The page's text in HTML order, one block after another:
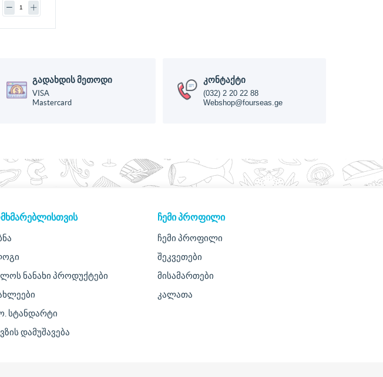
გადახდის მეთოდი
VISA
Mastercard
კონტაქტი
(032) 2 20 22 88
Webshop@fourseas.ge
ნანახი პროდუქტები
სტანდარტი
დამუშავება
ᲩᲔᲛᲘ ᲞᲠᲝᲤᲘᲚᲘ
ჩემი პროფილი
შეკვეთები
მისამართები
კალათა